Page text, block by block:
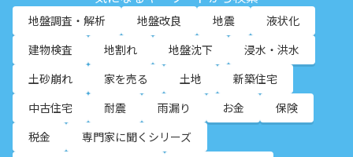
地盤調査・解析 地盤改良 地震
液状化
建物検査
地割れ 地盤沈下
浸水・洪水
土砂崩れ
家を売る 土地
新築住宅
中古住宅
耐震 雨漏り お金
保険
税金
専門家に聞くシリーズ